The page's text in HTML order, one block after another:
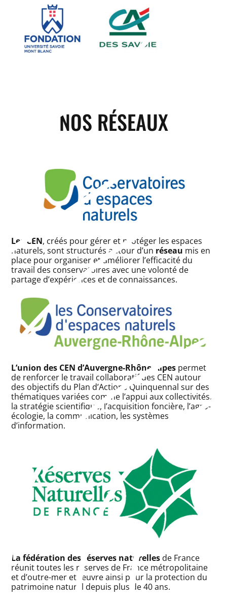
NOS RÉSEAUX
Les CEN, créés pour gérer et protéger les espaces
naturels, sont structurés autour d’un réseau mis en
place pour organiser et améliorer l’efficacité du
travail des conservatoires avec une volonté de
partage d’expériences et de connaissances.
L’union des CEN d’Auvergne-Rhône-Alpes permet
de renforcer le travail collaboratif des CEN autour
des objectifs du Plan d’Actions Quinquennal sur des
thématiques variées comme l’appui aux collectivités,
la stratégie scientifique, l’acquisition foncière, l’agro-
écologie, la communication, les systèmes
d’information.
La fédération des réserves naturelles de France
réunit toutes les réserves de France métropolitaine
et d’outre-mer et œuvre ainsi pour la protection du
patrimoine naturel depuis plus de 40 ans.